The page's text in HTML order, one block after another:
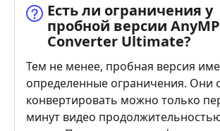
Есть ли ограничения у
пробной версии
Converter Ultimate?
Тем не менее, пробная версия
определенные ограничения. Они
конвертировать можно только
минут видео